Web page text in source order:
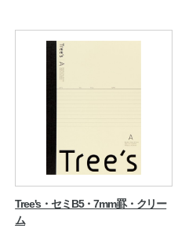
Tree's・セミB5・7mm罫・クリー
ム